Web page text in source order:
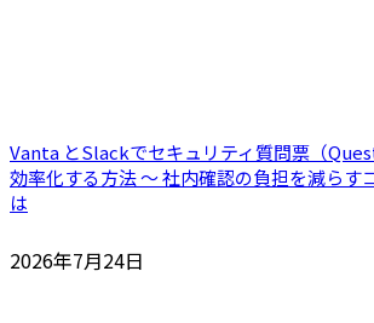
Vanta とSlackでセキュリティ質問票（
効率化する方法 ～ 社内確認の負担を減らす
は
2026年7月24日